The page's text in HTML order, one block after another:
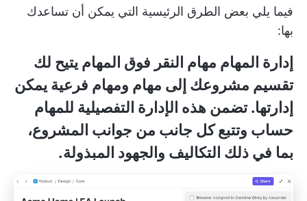
فيما يلي بعض الطرق الرئيسية التي يمكن أن تساعدك
بها:
إدارة المهام مهام النقر فوق المهام يتيح لك
تقسيم مشروعك إلى مهام ومهام فرعية يمكن
إدارتها. تضمن هذه الإدارة التفصيلية للمهام
حساب وتتبع كل جانب من جوانب المشروع،
بما في ذلك التكاليف والجهود المبذولة.